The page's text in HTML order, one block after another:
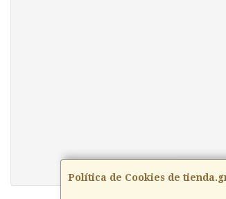
Política de Cookies de